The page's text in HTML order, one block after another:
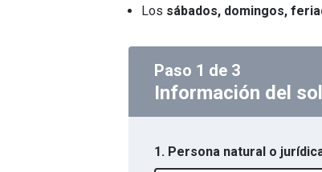
Los sábados, domingos,
Paso 1 de 3
Información del
1. Persona natural o